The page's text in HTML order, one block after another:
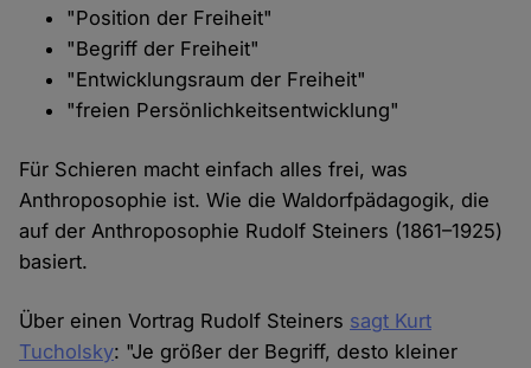
"Position der Freiheit"
"Begriff der Freiheit"
"Entwicklungsraum der Freiheit"
"freien Persönlichkeitsentwicklung"
Für Schieren macht einfach alles frei, was
Anthroposophie ist. Wie die Waldorfpädagogik, die
auf der Anthroposophie Rudolf Steiners (1861–1925)
basiert.
Über einen Vortrag Rudolf Steiners sagt Kurt
Tucholsky: "Je größer der Begriff, desto kleiner